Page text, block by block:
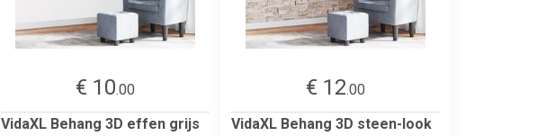
€ 10.00
VidaXL Behang 3D effen grijs
€ 12.00
VidaXL Behang 3D steen-look